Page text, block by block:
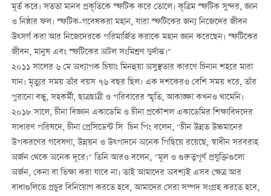
মূর্ত করে। সততা মানব প্রকৃতিকে স্ফটিক করে তোলে। কৃত্রিম স্ফটিক সুন্দর, জ্ঞান
ও নিষ্ঠার ফল। স্ফটিক-গবেষকরা মহান, যারা স্ফটিকের জন্য নিজেদের জীবন
উত্সর্গ করা আর নিজেদেরকে পরিমার্জিত করাকে মহান জ্ঞান করেছেন। স্ফটিকের
জীবন, মানুষ এবং স্ফটিকের অটল সংমিশ্রণ দুর্দান্ত।"
২০১১ সালের ৬ মে অধ্যাপক চিয়াং মিনহুয়া অসুস্থতার কারণে চিনান শহরে মারা
যান। মৃত্যুর সময় তাঁর বয়স ৭৬ বছর ছিল। এক দশকেরও বেশি সময় ধরে, তাঁর
পুরানো বন্ধু, সহকর্মী, ছাত্রছাত্রী ও পরিবারের স্মৃতি, আকাঙ্ক্ষা কখনও থামেনি।
২০১৮ সালে, চীনা বিজ্ঞান একাডেমি ও চীনা প্রকৌশল একাডেমির শিক্ষাবিদদের
সাধারণ পরিষদে, চীনা প্রেসিডেন্ট সি চিন পিং বলেন, "চীন উন্নত উচ্চমানের
উপকরণের গবেষণা, উন্নয়ন ও উত্পাদনে অনেক পিছিয়ে রয়েছে, স্বাধীন সরবরাহ
অর্জন থেকে অনেক দূরে।" তিনি আরও বলেন, "মূল ও গুরুত্বপূর্ণ প্রযুক্তিগুলো
অর্জন, কেনা বা ভিক্ষা করা যাবে না। তাই আমাদের অবশ্যই এসব ক্ষেত্র আর
বাধাগুলিতে প্রচুর বিনিয়োগ করতে হবে, আমাদের সেরা সম্পদ সংগ্রহ করতে হবে,